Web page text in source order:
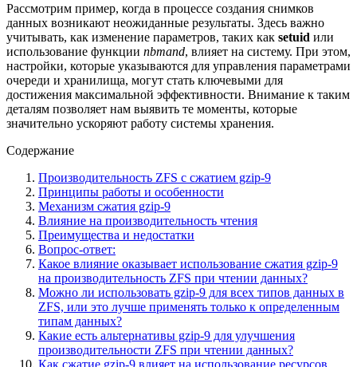
Рассмотрим пример, когда в процессе создания снимков
данных возникают неожиданные результаты. Здесь важно
учитывать, как изменение параметров, таких как setuid или
использование функции nbmand, влияет на систему. При этом,
настройки, которые указываются для управления параметрами
очереди и хранилища, могут стать ключевыми для
достижения максимальной эффективности. Внимание к таким
деталям позволяет нам выявить те моменты, которые
значительно ускоряют работу системы хранения.
Содержание
Производительность ZFS с сжатием gzip-9
Принципы работы и особенности
Механизм сжатия gzip-9
Влияние на производительность чтения
Преимущества и недостатки
Вопрос-ответ:
Какое влияние оказывает использование сжатия gzip-9
на производительность ZFS при чтении данных?
Можно ли использовать gzip-9 для всех типов данных в
ZFS, или это лучше применять только к определенным
типам данных?
Какие есть альтернативы gzip-9 для улучшения
производительности ZFS при чтении данных?
Как сжатие gzip-9 влияет на использование ресурсов